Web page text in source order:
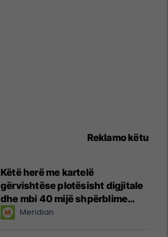
Reklamo këtu
Këtë herë me kartelë
gërvishtëse plotësisht digjitale
dhe mbi 40 mijë shpërblime
instant!Meridian